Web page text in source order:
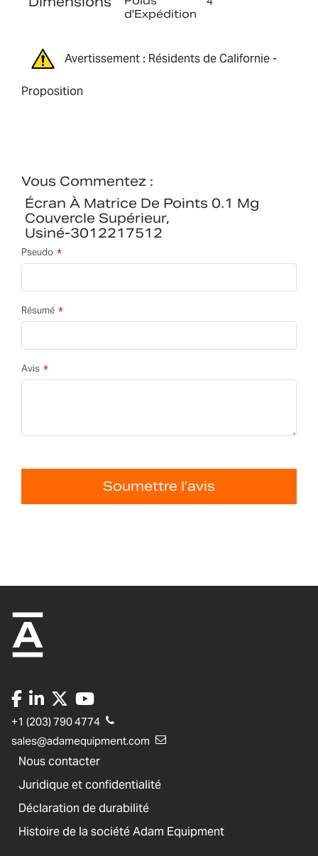
d'Expédition
Avertissement : Résidents de Californie -
Proposition
Vous Commentez :
Écran À Matrice De Points 0.1 Mg
Couvercle Supérieur,
Usiné-3012217512
Pseudo
Résumé
Avis
Soumettre l’avis
+1 (203) 790 4774
sales@adamequipment.com
Nous contacter
Juridique et confidentialité
Déclaration de durabilité
Histoire de la société Adam Equipment